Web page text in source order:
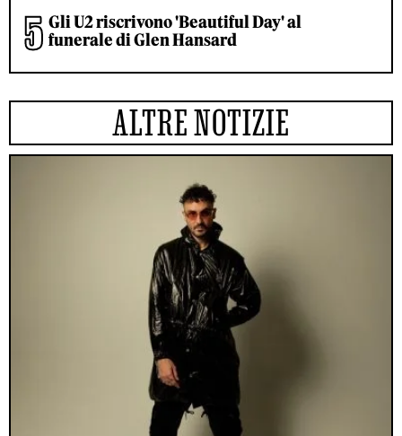
Gli U2 riscrivono 'Beautiful Day' al
funerale di Glen Hansard
ALTRE NOTIZIE